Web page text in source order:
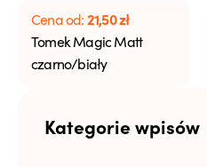
Cena od:21,50zł
Tomek Magic Matt
czarno/biały
Kategorie wpisów